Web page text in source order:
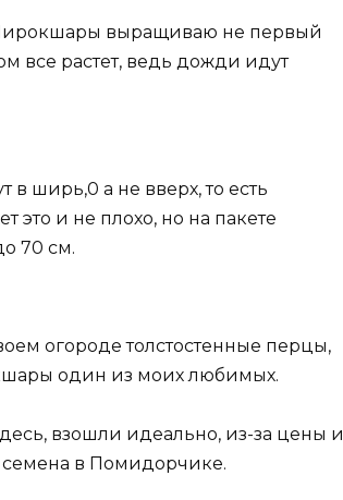
выращиваю не первый
все растет, ведь дожди идут
в ширь,0 а не вверх, то есть
это и не плохо, но на пакете
70 см.
огороде толстостенные перцы,
один из моих любимых.
взошли идеально, из-за цены и
семена в Помидорчике.